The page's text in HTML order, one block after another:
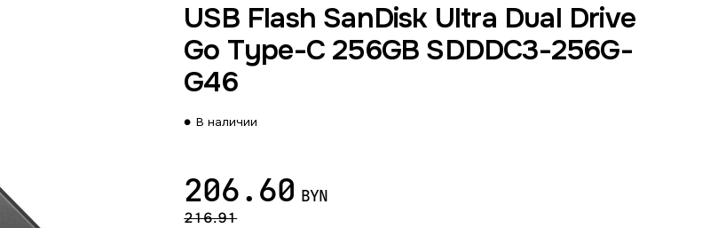
USB Flash SanDisk Ultra Dual Drive
Go Type-C 256GB SDDDC3-256G-
G46
В наличии
206.60 BYN
216.91